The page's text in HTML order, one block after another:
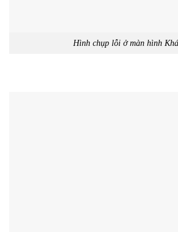
Hình chụp lỗi ở màn hình